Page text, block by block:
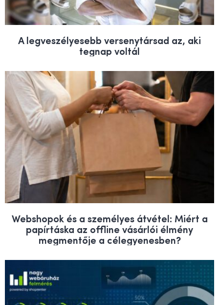
A legveszélyesebb versenytársad az, aki
tegnap voltál
Webshopok és a személyes átvétel: Miért a
papírtáska az offline vásárlói élmény
megmentője a célegyenesben?